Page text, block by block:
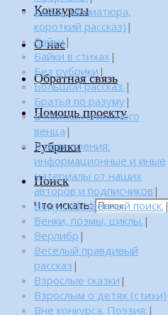
Конкурсы
О нас
Обратная связь
Помощь проекту
Рубрики
Поиск
Что искать:
Байка (миниатюра,
короткий рассказ) |
Байки|
Байки в стихах |
Без рубрики |
Большой рассказ. |
Братья по разуму|
В поисках алмазного
венца |
В поле зрения:
информационные и иные
материалы от наших
авторов и подписчиков |
Веду собственный поиск. |
Венки, поэмы, циклы. |
Верлибр |
Веселый правдивый
рассказ |
Взрослые сказки |
Взрослым о детях (стихи)
Вне конкурса. Поэзия. |